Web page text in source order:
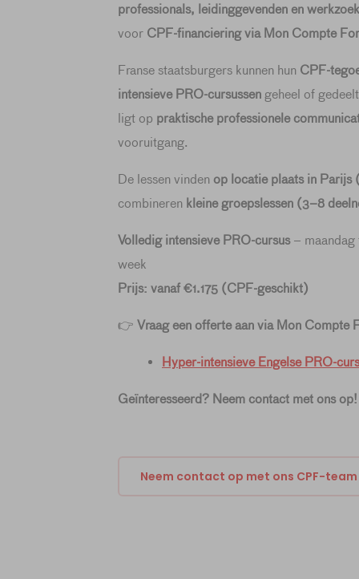
professionals, leidinggevenden en
voor CPF-financiering via Mon Compte
Franse staatsburgers kunnen hun CPF-
intensieve PRO-cursussen geheel of
ligt op praktische professionele
vooruitgang.
De lessen vinden op locatie plaats in Parijs
combineren kleine groepslessen (3–8
Volledig intensieve PRO-cursus– maandag
week
Prijs: vanaf €1.175 (CPF-geschikt)
👉 Vraag een offerte aan via Mon Compte
Hyper-intensieve Engelse PRO-
Geïnteresseerd? Neem contact met ons op!
Neem contact op met ons CPF-team